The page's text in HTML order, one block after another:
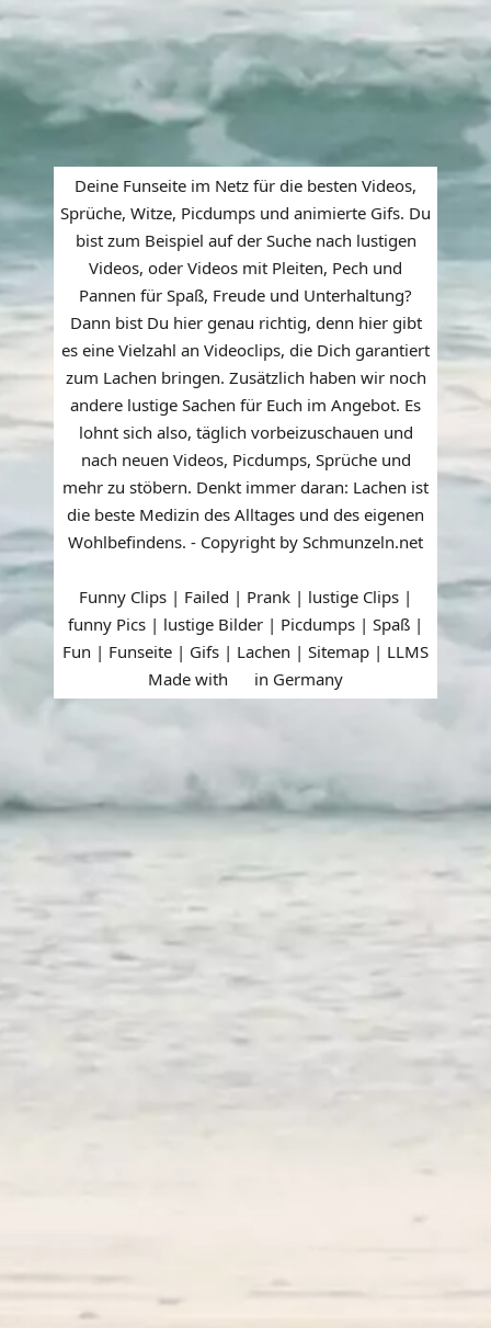
Deine Funseite im Netz für die besten Videos,
Sprüche, Witze, Picdumps und animierte Gifs. Du
bist zum Beispiel auf der Suche nach lustigen
Videos, oder Videos mit Pleiten, Pech und
Pannen für Spaß, Freude und Unterhaltung?
Dann bist Du hier genau richtig, denn hier gibt
es eine Vielzahl an Videoclips, die Dich garantiert
zum Lachen bringen. Zusätzlich haben wir noch
andere lustige Sachen für Euch im Angebot. Es
lohnt sich also, täglich vorbeizuschauen und
nach neuen Videos, Picdumps, Sprüche und
mehr zu stöbern. Denkt immer daran: Lachen ist
die beste Medizin des Alltages und des eigenen
Wohlbefindens. - Copyright by Schmunzeln.net
Funny Clips | Failed | Prank | lustige Clips |
funny Pics | lustige Bilder | Picdumps | Spaß |
Fun | Funseite | Gifs | Lachen | Sitemap | LLMS
Made with
in Germany